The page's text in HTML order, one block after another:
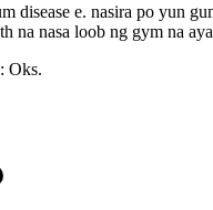
disease e. nasira po yun
na nasa loob ng gym na
Oks.